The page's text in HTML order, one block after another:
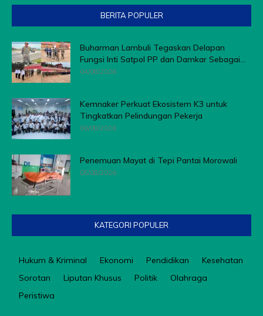
BERITA POPULER
Buharman Lambuli Tegaskan Delapan
Fungsi Inti Satpol PP dan Damkar Sebagai...
04/08/2026
Kemnaker Perkuat Ekosistem K3 untuk
Tingkatkan Pelindungan Pekerja
06/08/2026
Penemuan Mayat di Tepi Pantai Morowali
05/08/2026
KATEGORI POPULER
Hukum & Kriminal Ekonomi Pendidikan
Kesehatan
Sorotan
Liputan Khusus Politik
Olahraga
Peristiwa